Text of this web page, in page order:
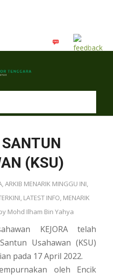
(KSU)
,ARKIB MENARIK MINGGU INI,
, LATEST INFO, MENARIK
Mohd Ilham Bin Yahya
KEJORA telah
Usahawan (KSU)
pada 17 April 2022.
oleh Encik